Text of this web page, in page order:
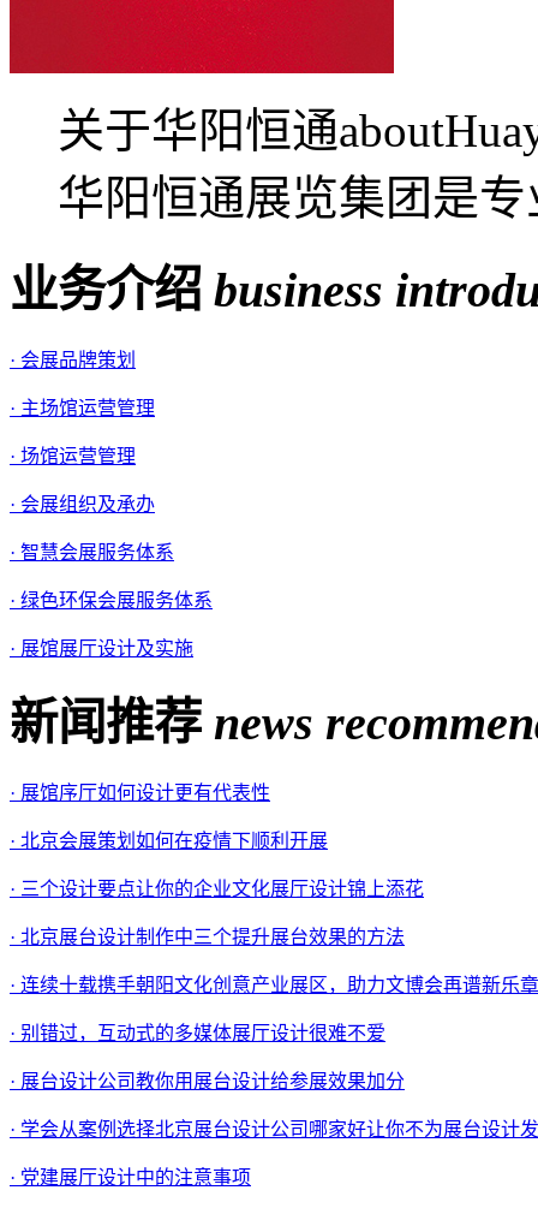
关于华阳恒通
华阳恒通展览集团是
业务介绍 business
· 会展品牌策划
· 主场馆运营管理
· 场馆运营管理
· 会展组织及承办
· 智慧会展服务体系
· 绿色环保会展服务体系
· 展馆展厅设计及实施
新闻推荐 news
· 展馆序厅如何设计更有代表性
· 北京会展策划如何在疫情下顺利开展
· 三个设计要点让你的企业文化展厅设计锦上添花
· 北京展台设计制作中三个提升展台效果的方法
· 连续十载携手朝阳文化创意产业展区，助力文博会再谱新乐章
· 别错过，互动式的多媒体展厅设计很难不爱
· 展台设计公司教你用展台设计给参展效果加分
· 学会从案例选择北京展台设计公司哪家好让你不为展台设计
· 党建展厅设计中的注意事项